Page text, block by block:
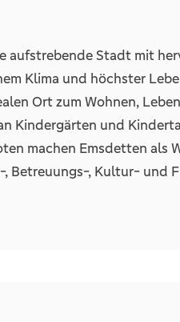
aufstrebende Stadt mit
Klima und höchster
Ort zum Wohnen,
Kindergärten und
machen Emsdetten als
, Betreuungs-, Kultur-
das schöne „Waldbad“,
zwei